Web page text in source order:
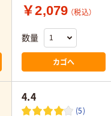
￥2,079 （税込）
数量
カゴへ
4.4
(5)